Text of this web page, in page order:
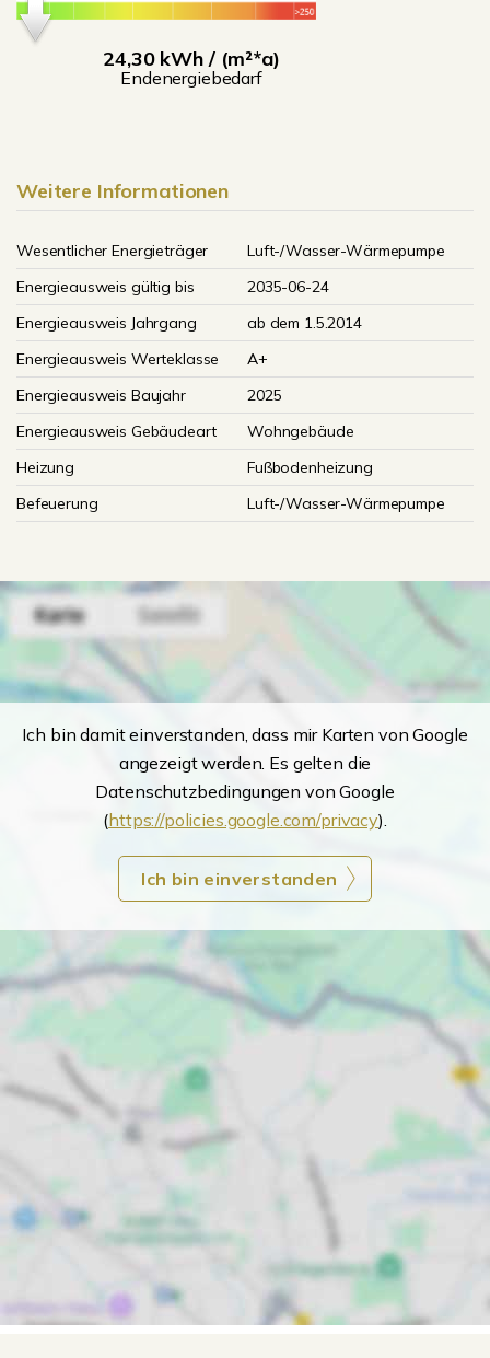
24,30 kWh / (m²*a)
Endenergiebedarf
Weitere Informationen
Wesentlicher Energieträger
Luft-/Wasser-Wärmepumpe
Energieausweis gültig bis
2035-06-24
Energieausweis Jahrgang
ab dem 1.5.2014
Energieausweis Werteklasse
A+
Energieausweis Baujahr
2025
Energieausweis Gebäudeart
Wohngebäude
Heizung
Fußbodenheizung
Befeuerung
Luft-/Wasser-Wärmepumpe
Ich bin damit einverstanden, dass mir Karten von Google
angezeigt werden. Es gelten die
Datenschutzbedingungen von Google
(https://policies.google.com/privacy).
Ich bin einverstanden